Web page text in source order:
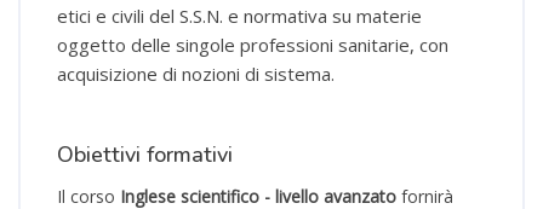
etici e civili del S.S.N. e normativa su materie
oggetto delle singole professioni sanitarie, con
acquisizione di nozioni di sistema.
Obiettivi formativi
Il corso Inglese scientifico - livello avanzato fornirà